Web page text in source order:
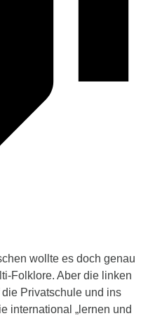
wollte es doch genau
Folklore. Aber die linken
die Privatschule und ins
international „lernen und